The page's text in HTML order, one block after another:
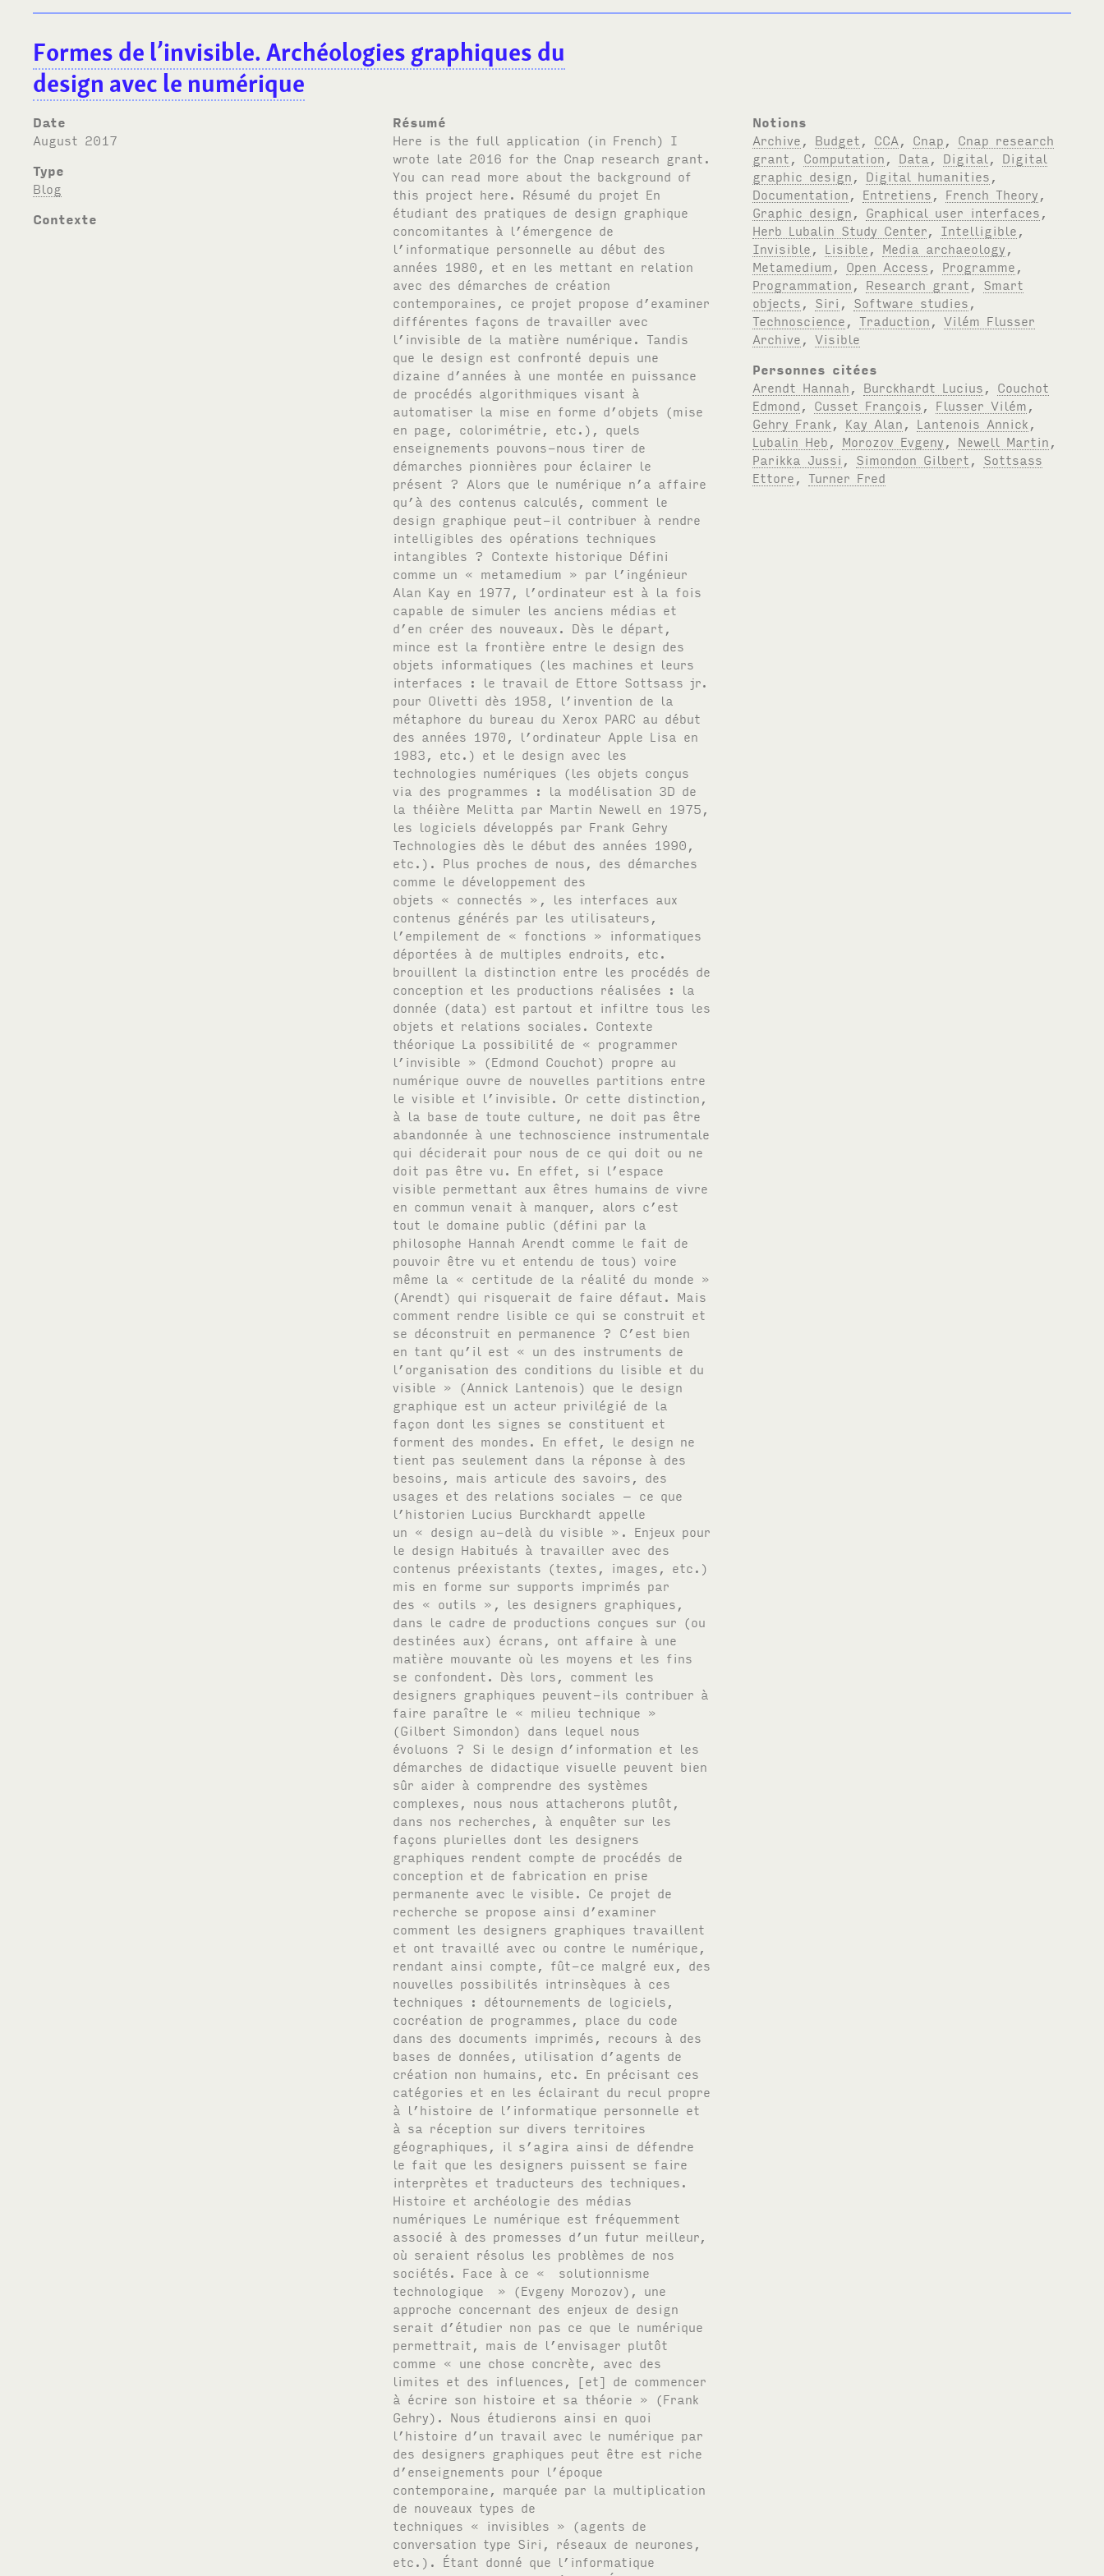
Formes de l’invisible. Archéologies graphiques du
design avec le numérique
Date
August 2017
Type
Blog
Contexte
Résumé
Here is the full application (in French) I
wrote late 2016 for the Cnap research grant.
You can read more about the background of
this project here. Résumé du projet En
étudiant des pratiques de design graphique
concomitantes à l’émergence de
l’informatique personnelle au début des
années 1980, et en les mettant en relation
avec des démarches de création
contemporaines, ce projet propose d’examiner
différentes façons de travailler avec
l’invisible de la matière numérique. Tandis
que le design est confronté depuis une
dizaine d’années à une montée en puissance
de procédés algorithmiques visant à
automatiser la mise en forme d’objets (mise
en page, colorimétrie, etc.), quels
enseignements pouvons-nous tirer de
démarches pionnières pour éclairer le
présent ? Alors que le numérique n’a affaire
qu’à des contenus calculés, comment le
design graphique peut-il contribuer à rendre
intelligibles des opérations techniques
intangibles ? Contexte historique Défini
comme un « metamedium » par l’ingénieur
Alan Kay en 1977, l’ordinateur est à la fois
capable de simuler les anciens médias et
d’en créer des nouveaux. Dès le départ,
mince est la frontière entre le design des
objets informatiques (les machines et leurs
interfaces : le travail de Ettore Sottsass jr.
pour Olivetti dès 1958, l’invention de la
métaphore du bureau du Xerox PARC au début
des années 1970, l’ordinateur Apple Lisa en
1983, etc.) et le design avec les
technologies numériques (les objets conçus
via des programmes : la modélisation 3D de
la théière Melitta par Martin Newell en 1975,
les logiciels développés par Frank Gehry
Technologies dès le début des années 1990,
etc.). Plus proches de nous, des démarches
comme le développement des
objets « connectés », les interfaces aux
contenus générés par les utilisateurs,
l’empilement de « fonctions » informatiques
déportées à de multiples endroits, etc.
brouillent la distinction entre les procédés de
conception et les productions réalisées : la
donnée (data) est partout et infiltre tous les
objets et relations sociales. Contexte
théorique La possibilité de « programmer
l’invisible » (Edmond Couchot) propre au
numérique ouvre de nouvelles partitions entre
le visible et l’invisible. Or cette distinction,
à la base de toute culture, ne doit pas être
abandonnée à une technoscience instrumentale
qui déciderait pour nous de ce qui doit ou ne
doit pas être vu. En effet, si l’espace
visible permettant aux êtres humains de vivre
en commun venait à manquer, alors c’est
tout le domaine public (défini par la
philosophe Hannah Arendt comme le fait de
pouvoir être vu et entendu de tous) voire
même la « certitude de la réalité du monde »
(Arendt) qui risquerait de faire défaut. Mais
comment rendre lisible ce qui se construit et
se déconstruit en permanence ? C’est bien
en tant qu’il est « un des instruments de
l’organisation des conditions du lisible et du
visible » (Annick Lantenois) que le design
graphique est un acteur privilégié de la
façon dont les signes se constituent et
forment des mondes. En effet, le design ne
tient pas seulement dans la réponse à des
besoins, mais articule des savoirs, des
usages et des relations sociales – ce que
l’historien Lucius Burckhardt appelle
un « design au-delà du visible ». Enjeux pour
le design Habitués à travailler avec des
contenus préexistants (textes, images, etc.)
mis en forme sur supports imprimés par
des « outils », les designers graphiques,
dans le cadre de productions conçues sur (ou
destinées aux) écrans, ont affaire à une
matière mouvante où les moyens et les fins
se confondent. Dès lors, comment les
designers graphiques peuvent-ils contribuer à
faire paraître le « milieu technique »
(Gilbert Simondon) dans lequel nous
évoluons ? Si le design d’information et les
démarches de didactique visuelle peuvent bien
sûr aider à comprendre des systèmes
complexes, nous nous attacherons plutôt,
dans nos recherches, à enquêter sur les
façons plurielles dont les designers
graphiques rendent compte de procédés de
conception et de fabrication en prise
permanente avec le visible. Ce projet de
recherche se propose ainsi d’examiner
comment les designers graphiques travaillent
et ont travaillé avec ou contre le numérique,
rendant ainsi compte, fût-ce malgré eux, des
nouvelles possibilités intrinsèques à ces
techniques : détournements de logiciels,
cocréation de programmes, place du code
dans des documents imprimés, recours à des
bases de données, utilisation d’agents de
création non humains, etc. En précisant ces
catégories et en les éclairant du recul propre
à l’histoire de l’informatique personnelle et
à sa réception sur divers territoires
géographiques, il s’agira ainsi de défendre
le fait que les designers puissent se faire
interprètes et traducteurs des techniques.
Histoire et archéologie des médias
numériques Le numérique est fréquemment
associé à des promesses d’un futur meilleur,
où seraient résolus les problèmes de nos
sociétés. Face à ce « solutionnisme
technologique » (Evgeny Morozov), une
approche concernant des enjeux de design
serait d’étudier non pas ce que le numérique
permettrait, mais de l’envisager plutôt
comme « une chose concrète, avec des
limites et des influences, [et] de commencer
à écrire son histoire et sa théorie » (Frank
Gehry). Nous étudierons ainsi en quoi
l’histoire d’un travail avec le numérique par
des designers graphiques peut être est riche
d’enseignements pour l’époque
contemporaine, marquée par la multiplication
de nouveaux types de
techniques « invisibles » (agents de
conversation type Siri, réseaux de neurones,
etc.). Étant donné que l’informatique
Notions
Archive
Budget CCA Cnap
Cnap research
grant
Computation Data Digital
Digital
graphic design
Digital humanities
Documentation
Entretiens French Theory
Graphic design
Graphical user interfaces
Herb Lubalin Study Center
Intelligible
Invisible
Lisible Media archaeology
Metamedium
Open Access Programme
Programmation
Research grant
Smart
objects
Siri Software studies
Technoscience ,Traduction ,Vilém Flusser
Archive ,Visible
Personnes citées
Arendt Hannah
Burckhardt Lucius
Couchot
Edmond
Cusset François Flusser Vilém
Gehry Frank
Kay Alan Lantenois Annick
Lubalin Heb
Morozov Evgeny Newell Martin
Parikka Jussi
Simondon Gilbert
Sottsass
Ettore ,Turner Fred